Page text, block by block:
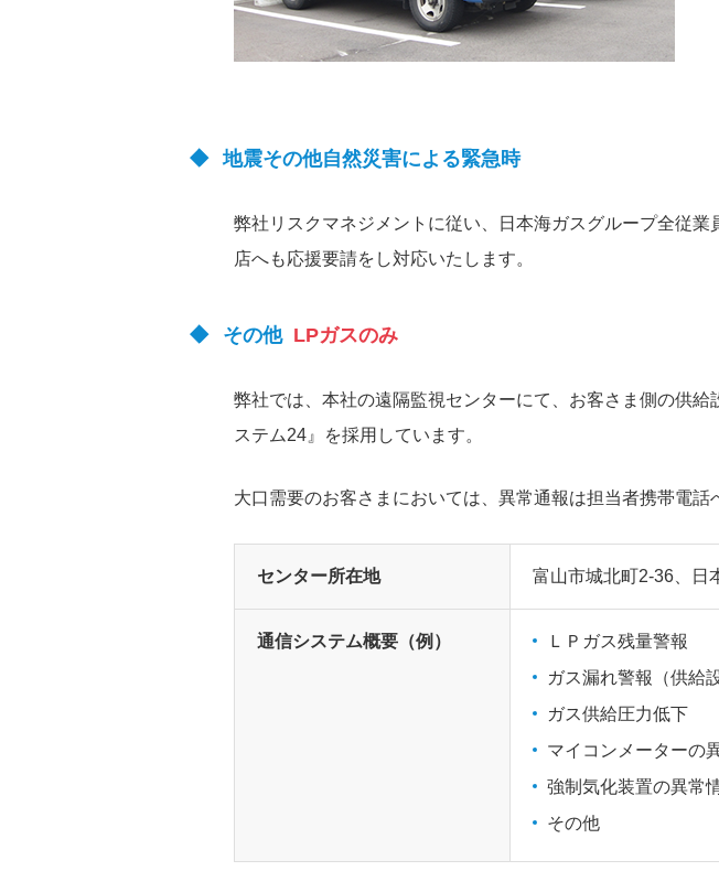
地震その他自然災害による緊急時
弊社リスクマネジメントに従い、日本海ガスグループ全従
店へも応援要請をし対応いたします。
その他 LPガスのみ
弊社では、本社の遠隔監視センターにて、お客さま側の供
ステム24』を採用しています。
大口需要のお客さまにおいては、異常通報は担当者携帯電話
センター所在地 富山市城北町2-36、
通信システム概要（例）
ＬＰガス残量警報
ガス漏れ警報（供給
ガス供給圧力低下
マイコンメーターの
強制気化装置の異常
その他